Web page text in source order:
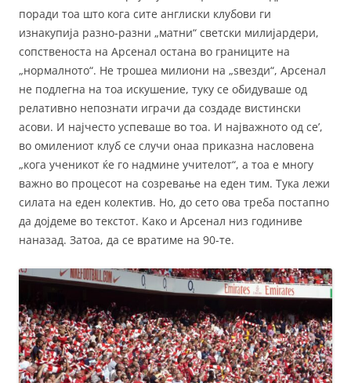
поради тоа што кога сите англиски клубови ги
изнакупија разно-разни „матни“ светски милијардери,
сопственоста на Арсенал остана во границите на
„нормалното“. Не трошеа милиони на „ѕвезди“, Арсенал
не подлегна на тоа искушение, туку се обидуваше од
релативно непознати играчи да создаде вистински
асови. И најчесто успеваше во тоа. И најважното од се’,
во омилениот клуб се случи онаа приказна насловена
„кога ученикот ќе го надмине учителот“, а тоа е многу
важно во процесот на созревање на еден тим. Тука лежи
силата на еден колектив. Но, до сето ова треба постапно
да дојдеме во текстот. Како и Арсенал низ годиниве
наназад. Затоа, да се вратиме на 90-те.